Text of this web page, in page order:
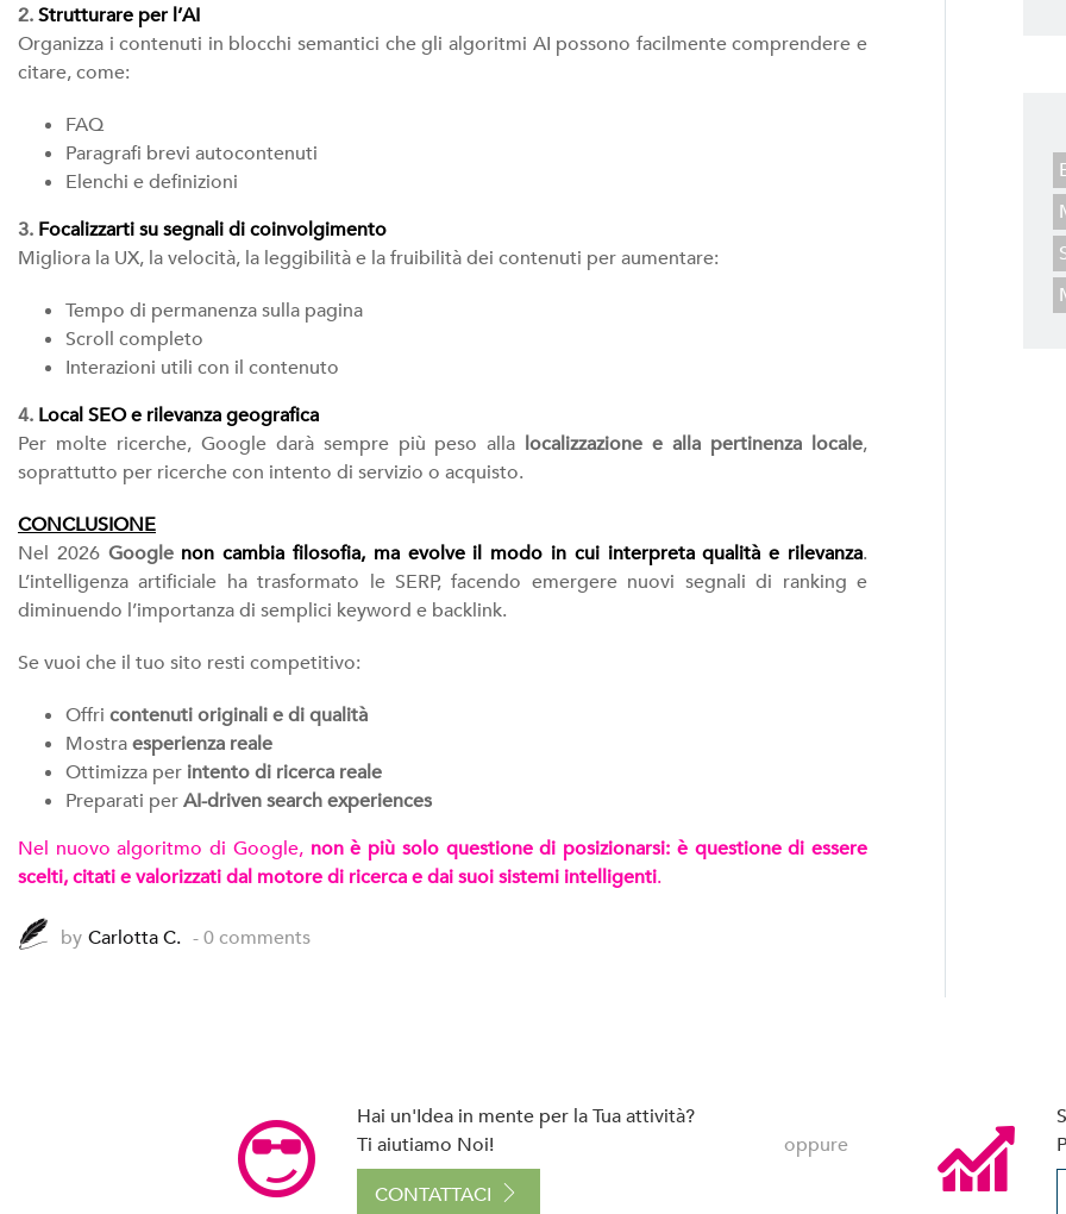
2.Strutturare per l’AI
Organizza i contenuti in blocchi semantici che gli algoritmi AI possono facilmente comprendere e
citare, come:
FAQ
Paragrafi brevi autocontenuti
Elenchi e definizioni
3. Focalizzarti su segnali di coinvolgimento
Migliora la UX, la velocità, la leggibilità e la fruibilità dei contenuti per aumentare:
Tempo di permanenza sulla pagina
Scroll completo
Interazioni utili con il contenuto
4. Local SEO e rilevanza geografica
Per molte ricerche, Google darà sempre più peso alla localizzazione e alla pertinenza locale,
soprattutto per ricerche con intento di servizio o acquisto.
CONCLUSIONE
Nel 2026 Google non cambia filosofia, ma evolve il modo in cui interpreta qualità e rilevanza.
L’intelligenza artificiale ha trasformato le SERP, facendo emergere nuovi segnali di ranking e
diminuendo l’importanza di semplici keyword e backlink.
Se vuoi che il tuo sito resti competitivo:
Offri contenuti originali e di qualità
Mostraesperienza reale
Ottimizza per intento di ricerca reale
Preparati perAI-driven search experiences
Nel nuovo algoritmo di Google, non è più solo questione di posizionarsi: è questione di essere
scelti, citati e valorizzati dal motore di ricerca e dai suoi sistemi intelligenti.
by Carlotta C. - 0 comments
Hai un'Idea in mente per la Tua attività?
Ti aiutiamo Noi!
CONTATTACI
oppure